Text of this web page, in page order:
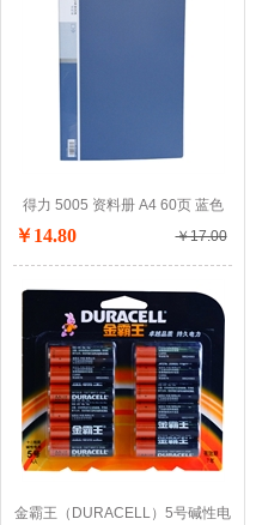
得力 5005 资料册 A4 60页 蓝色
￥14.80 ￥17.00
金霸王（DURACELL）5号碱性电